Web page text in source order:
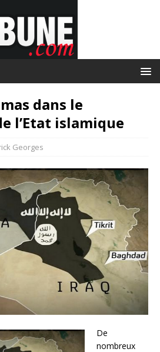
dans le
l’Etat islamique
Georges
De
nombreux